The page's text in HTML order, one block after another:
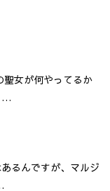
聖女が何やってるか
…
るんですが、マルジ